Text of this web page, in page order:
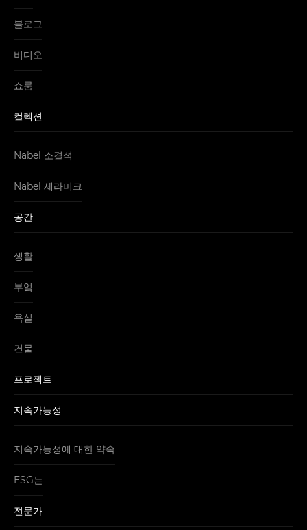
블로그
비디오
쇼룸
컬렉션
Nabel 소결석
Nabel 세라미크
공간
생활
부엌
욕실
건물
프로젝트
지속가능성
지속가능성에 대한 약속
ESG는
전문가